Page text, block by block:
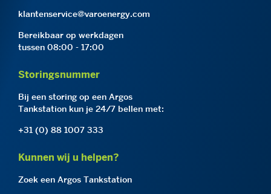
klantenservice@varoenergy.com
Bereikbaar op werkdagen
tussen 08:00 - 17:00
Storingsnummer
Bij een storing op een Argos
Tankstation kun je 24/7 bellen met:
+31 (0) 88 1007 333
Kunnen wij u helpen?
Zoek een Argos Tankstation